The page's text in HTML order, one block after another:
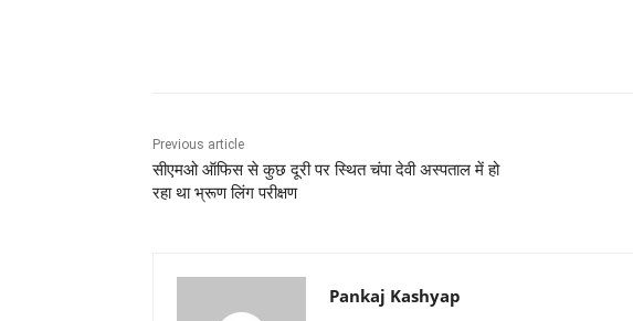
Previous article
सीएमओ ऑफिस से कुछ दूरी पर स्थित चंपा देवी अस्पताल में हो
रहा था भ्रूण लिंग परीक्षण
Pankaj Kashyap